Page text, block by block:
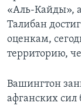
«Аль-Кайды»,
Талибан
оценкам,
территорию,
Вашингтон
афганских сил